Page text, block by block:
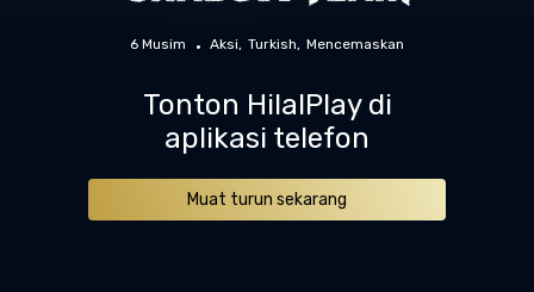
6 Musim Aksi Turkish Mencemaskan
Tonton HilalPlay di
aplikasi telefon
Muat turun sekarang